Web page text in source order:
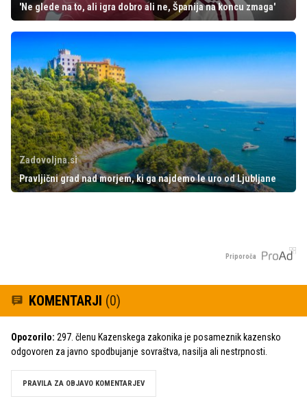
'Ne glede na to, ali igra dobro ali ne, Španija na koncu zmaga'
Zadovoljna.si
Pravljični grad nad morjem, ki ga najdemo le uro od Ljubljane
Priporoča
KOMENTARJI (0)
Opozorilo: 297. členu Kazenskega zakonika je posameznik kazensko
odgovoren za javno spodbujanje sovraštva, nasilja ali nestrpnosti.
PRAVILA ZA OBJAVO KOMENTARJEV